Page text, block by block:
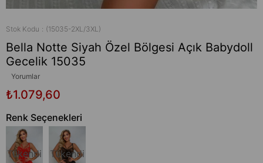
Stok Kodu (15035-2XL/3XL)
Bella Notte Siyah Özel Bölgesi Açık Babydoll
Gecelik 15035
Yorumlar
₺1.079,60
Renk Seçenekleri
Tükendi Tükendi